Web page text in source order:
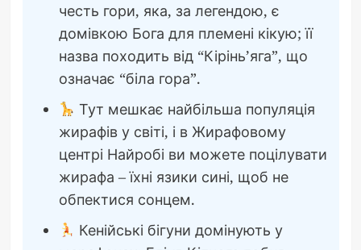
честь гори, яка, за легендою, є
домівкою Бога для племені кікую; її
назва походить від “Кірінь’яга”, що
означає “біла гора”.
Тут мешкає найбільша популяція
жирафів у світі, і в Жирафовому
центрі Найробі ви можете поцілувати
жирафа – їхні язики сині, щоб не
обпектися сонцем.
Кенійські бігуни домінують у